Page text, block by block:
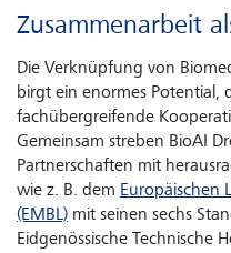
Zusammenarbeit
Die Verknüpfung von
birgt ein enormes Potential,
fachübergreifende
Gemeinsam streben BioAI
Partnerschaften mit
wie z. B. dem Europäischen
(EMBL) mit seinen sechs
Eidgenössische Technische